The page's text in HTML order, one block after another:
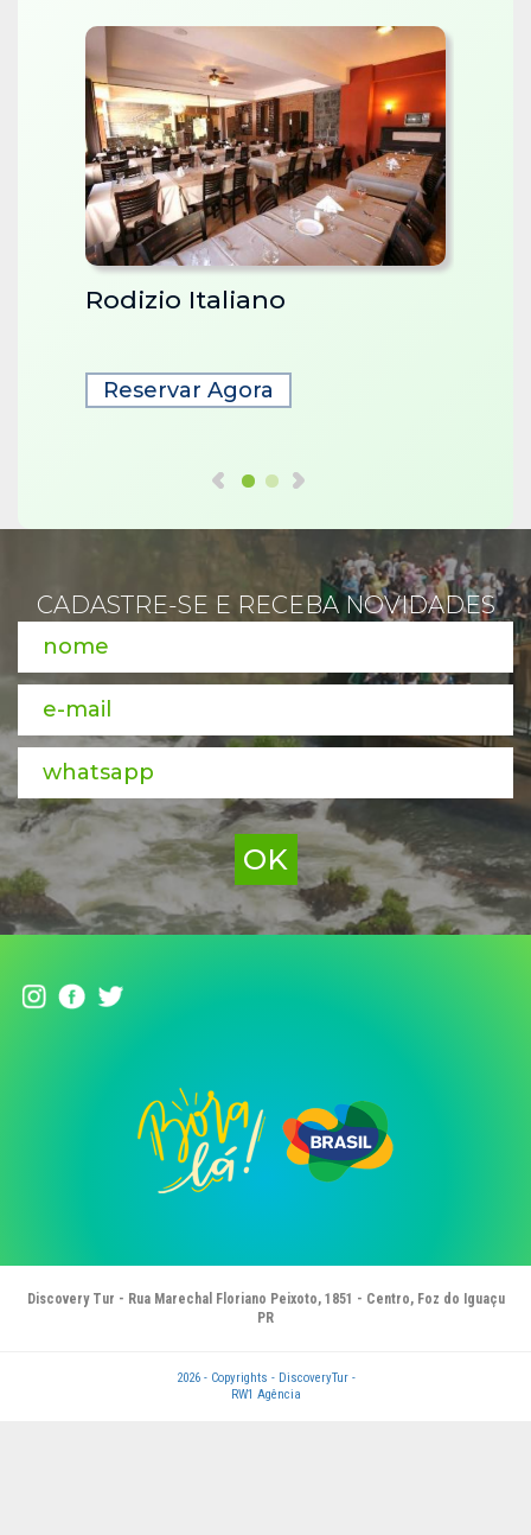
Rodizio Italiano
Reservar Agora
CADASTRE-SE E RECEBA NOVIDADES
Discovery Tur - Rua Marechal Floriano Peixoto, 1851 - Centro, Foz do Iguaçu
PR
2026 - Copyrights - DiscoveryTur -
RW1 Agência